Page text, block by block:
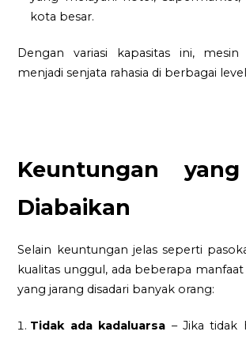
kota besar.
Dengan variasi kapasitas ini,
menjadi senjata rahasia di berbagai
Keuntungan
Diabaikan
Selain keuntungan jelas seperti
kualitas unggul, ada beberapa
yang jarang disadari banyak orang:
Tidak ada kadaluarsa – Jika tidak